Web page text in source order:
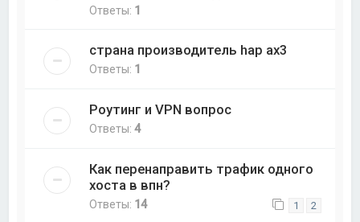
Ответы: 1
страна производитель hap ax3
Ответы: 1
Роутинг и VPN вопрос
Ответы:4
Как перенаправить трафик одного
хоста в впн?
Ответы: 14 1 2